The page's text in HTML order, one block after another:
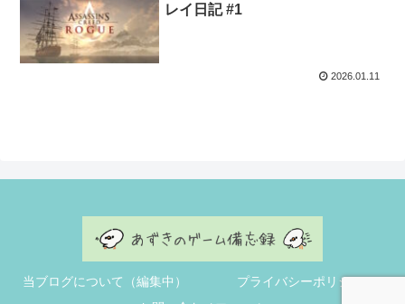
レイ日記 #1
2026.01.11
当ブログについて（編集中）
プライバシーポリシー